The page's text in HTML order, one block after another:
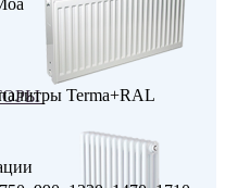
Terma+RAL